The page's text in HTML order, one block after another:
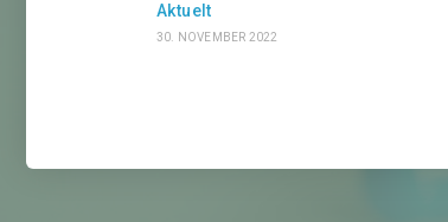
Aktuelt
30. NOVEMBER 2022